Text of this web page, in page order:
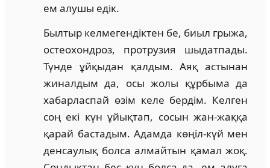
ем алушы едік.
Былтыр келмегендіктен бе, биыл грыжа,
остеохондроз, протрузия шыдатпады.
Түнде ұйқыдан қалдым. Аяқ астынан
жиналдым да, осы жолы құрбыма да
хабарласпай өзім келе бердім. Келген
соң екі күн ұйықтап, сосын жан-жаққа
қарай бастадым. Адамда көңіл-күй мен
денсаулық болса алмайтын қамал жоқ.